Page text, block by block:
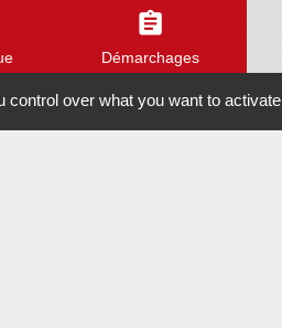
assignment
Démarchages
over what you want to activate